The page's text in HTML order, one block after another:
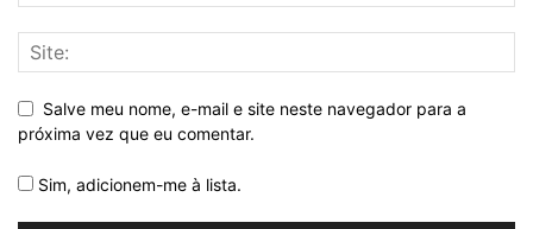
Salve meu nome, e-mail e site neste navegador para a
próxima vez que eu comentar.
Sim, adicionem-me à lista.